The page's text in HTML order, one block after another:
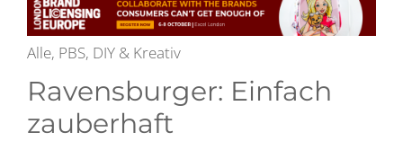
Alle, PBS, DIY & Kreativ
Ravensburger: Einfach
zauberhaft